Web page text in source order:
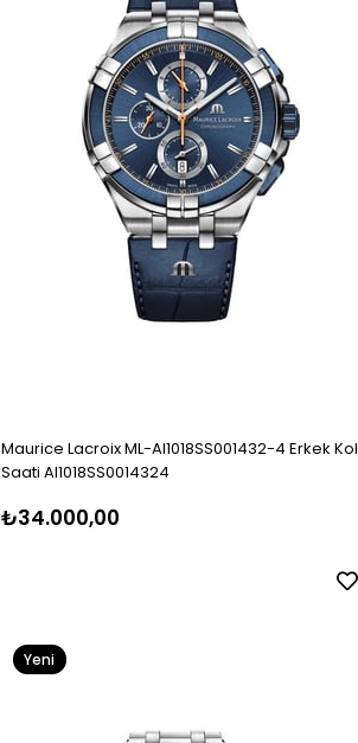
Maurice Lacroix ML-AI1018SS001432-4 Erkek Kol
Saati AI1018SS0014324
₺34.000,00
Yeni